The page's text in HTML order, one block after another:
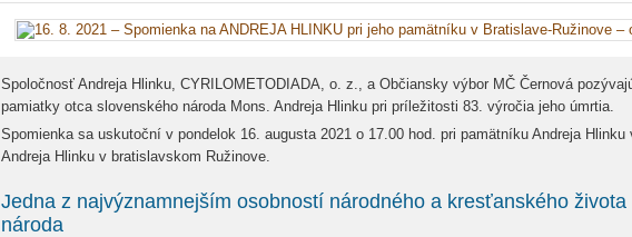
Spoločnosť Andreja Hlinku, CYRILOMETODIADA, o. z., a Občiansky výbor MČ Černová
pamiatky otca slovenského národa Mons. Andreja Hlinku pri príležitosti 83. výročia jeho úmrtia.
Spomienka sa uskutoční v pondelok 16. augusta 2021 o 17.00 hod. pri pamätníku Andreja Hlinku
Andreja Hlinku v bratislavskom Ružinove.
Jedna z najvýznamnejším osobností národného a kresťanského života
národa